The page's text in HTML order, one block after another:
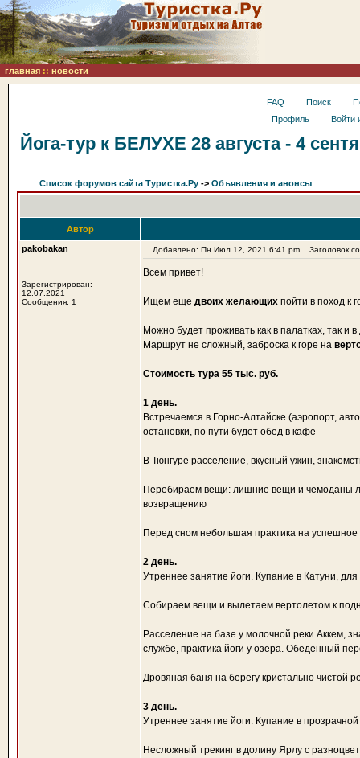
главная :: новости
FAQ Поиск
Профиль
Войти
Йога-тур к БЕЛУХЕ 28 августа - 4
Список форумов сайта Туристка.Ру -> Объявления и анонсы
Автор
pakobakan
Зарегистрирован:
12.07.2021
Сообщения: 1
Добавлено: Пн Июл 12, 2021 6:41 pm Заголовок
Всем привет!
Ищем еще двоих желающих пойти в поход к
Можно будет проживать как в палатках, так и
Маршрут не сложный, заброска к горе на
Стоимость тура 55 тыс. руб.
1 день.
Встречаемся в Горно-Алтайске (аэропорт,
остановки, по пути будет обед в кафе
В Тюнгуре расселение, вкусный ужин,
Перебираем вещи: лишние вещи и чемоданы
возвращению
Перед сном небольшая практика на успешное
2 день.
Утреннее занятие йоги. Купание в Катуни,
Собираем вещи и вылетаем вертолетом к
Расселение на базе у молочной реки Аккем,
службе, практика йоги у озера. Обеденный
Дровяная баня на берегу кристально чистой
3 день.
Утреннее занятие йоги. Купание в
Несложный трекинг в долину Ярлу с